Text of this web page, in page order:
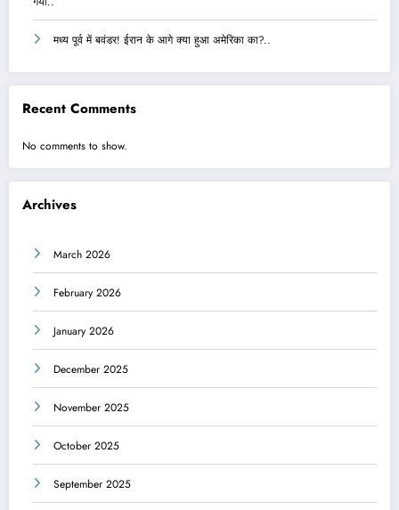
मध्य पूर्व में बवंडर! ईरान के आगे क्या हुआ अमेरिका का?..
Recent Comments
No comments to show.
Archives
March 2026
February 2026
January 2026
December 2025
November 2025
October 2025
September 2025